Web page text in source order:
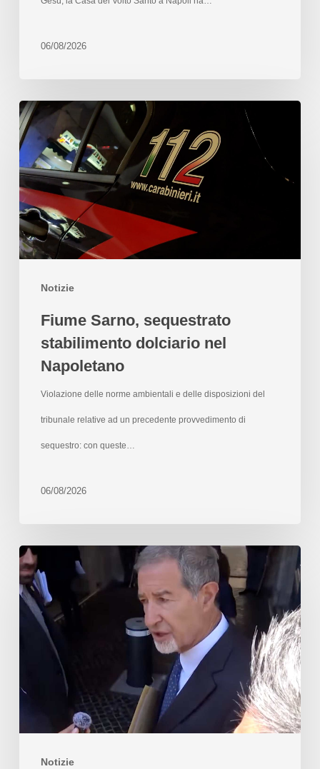
06/08/2026
Notizie
Fiume Sarno, sequestrato
stabilimento dolciario nel
Napoletano
Violazione delle norme ambientali e delle disposizioni del
tribunale relative ad un precedente provvedimento di
sequestro: con queste…
06/08/2026
Notizie